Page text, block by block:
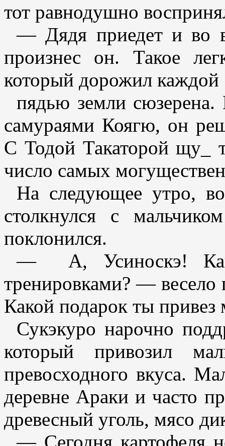
тот равнодушно
— Дядя приедет и во
произнес он. Такое
который дорожил каждой
пядью земли
самураями Коягю, он
С Тодой Такаторой щу_
число самых
На следующее утро,
столкнулся с
поклонился.
— А, Усиноскэ! Как
тренировками? — весело
Какой подарок ты привез
Сукэкуро нарочно
который привозил
превосходного вкуса.
деревне Араки и часто
древесный уголь, мясо